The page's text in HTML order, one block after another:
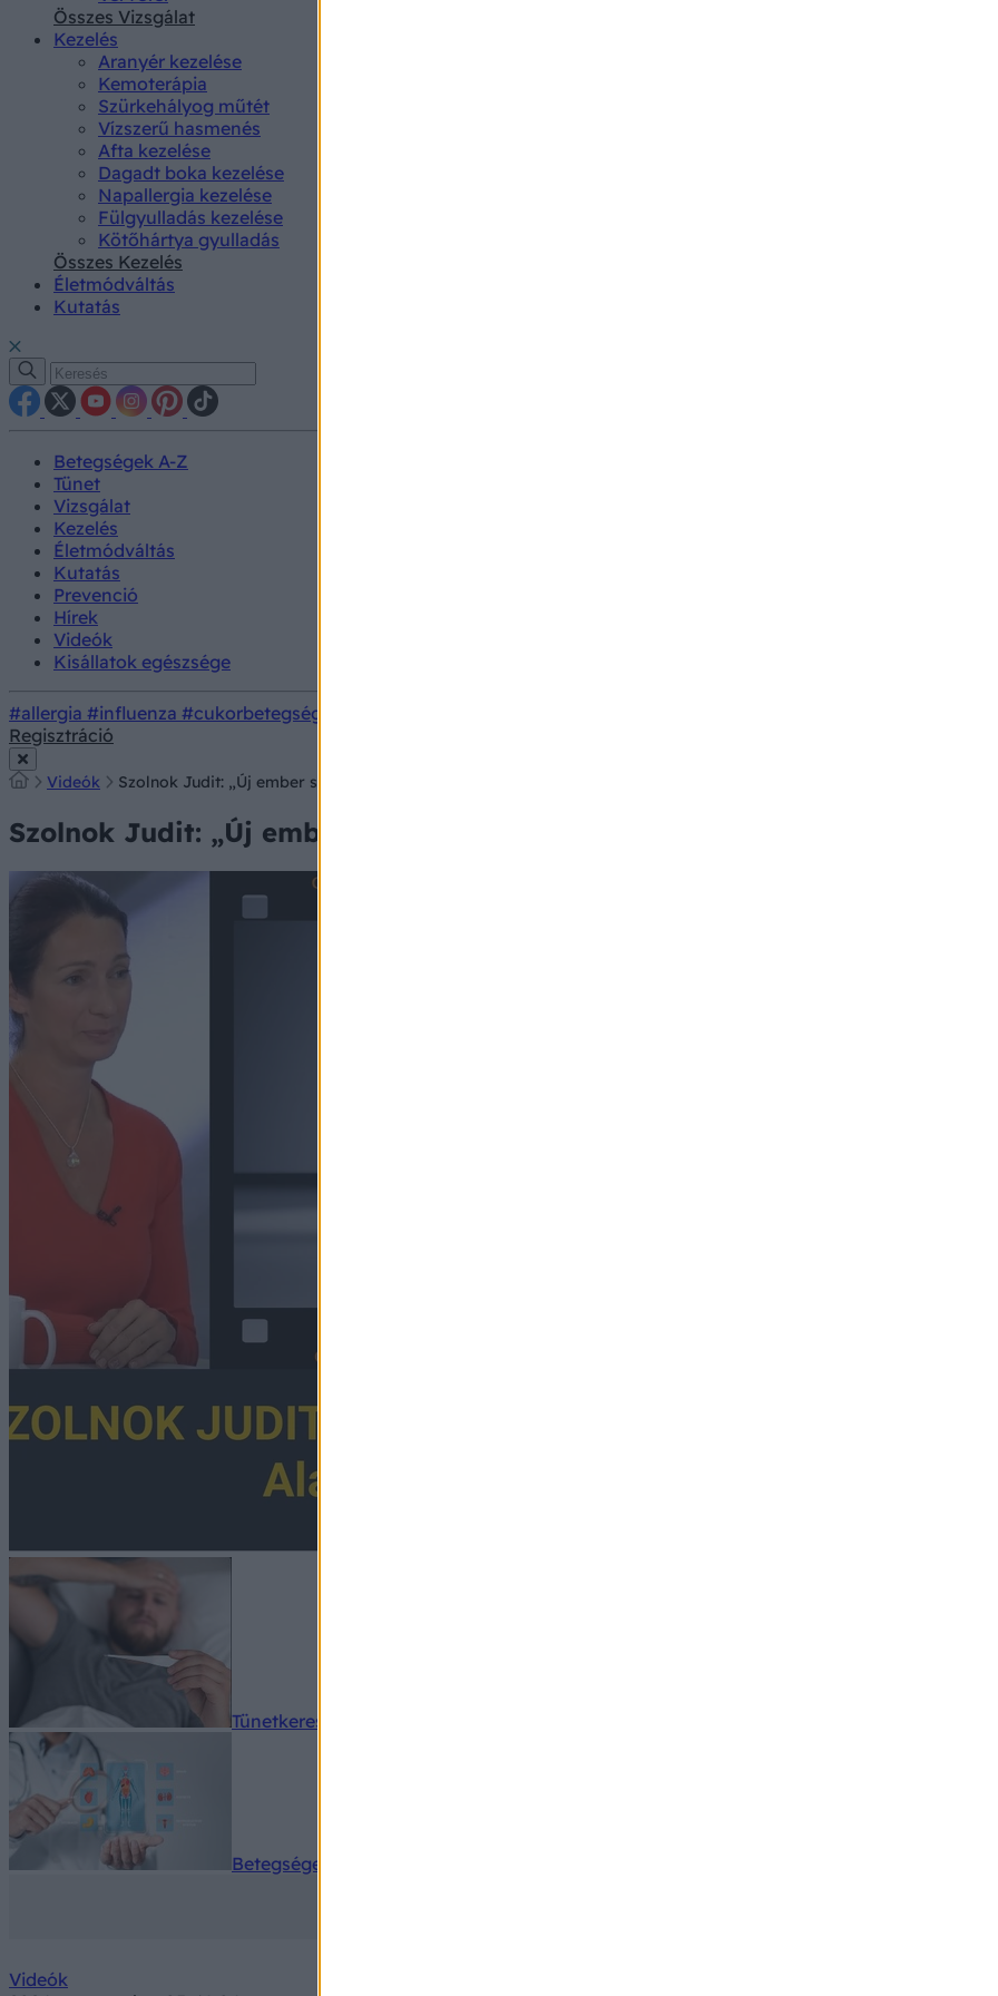
Összes Vizsgálat
Kezelés
Aranyér kezelése
Kemoterápia
Szürkehályog műtét
Vízszerű hasmenés
Afta kezelése
Dagadt boka kezelése
Napallergia kezelése
Fülgyulladás kezelése
Kötőhártya gyulladás
Összes Kezelés
Életmódváltás
Kutatás
Betegségek A-Z
Tünet
Vizsgálat
Kezelés
Életmódváltás
Kutatás
Prevenció
Hírek
Videók
Kisállatok egészsége
#allergia #influenza #cukorbetegség
Regisztráció
Videók Szolnok Judit: „Új ember született bennem, és azóta sem hagyott el ez az erő”
Szolnok Judit: „Új ember született bennem, és azóta sem hagyott el ez az
Tünetkereső
Betegségek A-Z
Videók